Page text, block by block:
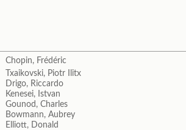
Chopin, Frédéric
Txaikovski, Piotr Ilitx
Drigo, Riccardo
Kenesei, Istvan
Gounod, Charles
Bowmann, Aubrey
Elliott, Donald